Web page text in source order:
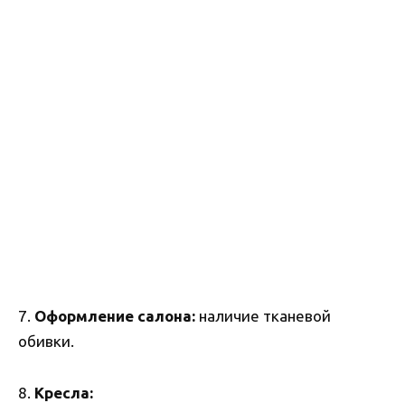
7. Оформление салона: наличие тканевой
обивки.
8. Кресла: